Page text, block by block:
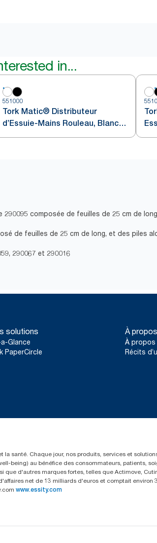
in...
551000
Tork Matic® Distributeur
d’Essuie-Mains Rouleau, Blanc,
H1
composée de feuilles de 25 cm de
de feuilles de 25 cm de long, et des piles
290067 et 290016
solutions
Glance
PaperCircle
À
À propos
Récits
santé. Chaque jour, nos produits, services et
being) au bénéfice des consommateurs, patients,
que d'autres marques fortes, telles que Actimove,
net de 13 milliards d'euros et comptait
www.essity.com